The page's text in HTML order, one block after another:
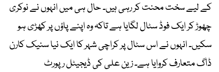
کے لیے سخت محنت کر رہی ہیں۔ حال ہی میں انہوں نے نوکری
چھوڑ کر ایک فوڈ سٹال لگایا ہے تاکہ وہ اپنے پاؤں پر کھڑی ہو
سکیں۔ انہوں نے اس سٹال پر کراچی شہر کا ایک نیا سنیک کارن
ڈاگ متعارف کروایا ہے۔ زین علی کی ڈیجیٹل رپورٹ